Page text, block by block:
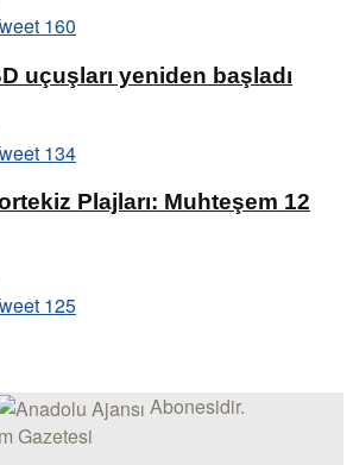
160
uçuşları yeniden başladı
134
Plajları: Muhteşem 12
125
Abonesidir.
Gazetesi